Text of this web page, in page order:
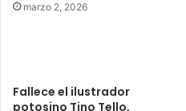
marzo 2, 2026
Fallece el ilustrador
potosino Tino Tello,